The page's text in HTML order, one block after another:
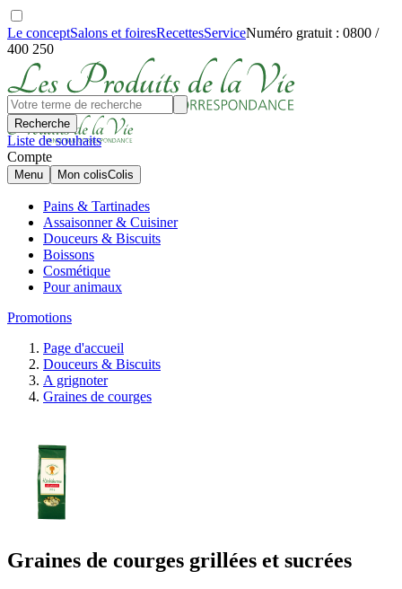
Le conceptSalons et foiresRecettesServiceNuméro gratuit : 0800 /
400 250
Recherche
Liste de souhaits
Compte
Menu Mon colisColis
Pains & Tartinades
Assaisonner & Cuisiner
Douceurs & Biscuits
Boissons
Cosmétique
Pour animaux
Promotions
Page d'accueil
Douceurs & Biscuits
A grignoter
Graines de courges
Graines de courges grillées et sucrées